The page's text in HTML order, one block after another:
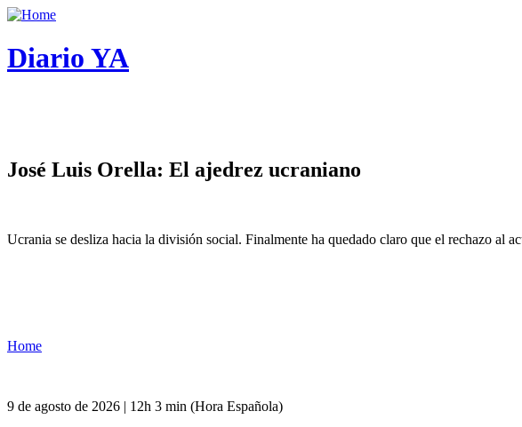
Diario YA
José Luis Orella: El ajedrez ucraniano
Ucrania se desliza hacia la división social. Finalmente ha quedado claro que el rechazo al
Home
9 de agosto de 2026 | 12h 3 min (Hora Española)